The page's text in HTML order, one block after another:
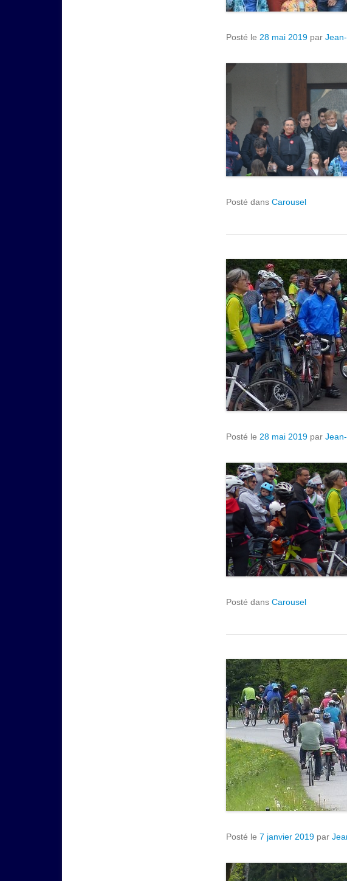
Posté le 28 mai 2019 par
Posté dans Carousel
Posté le 28 mai 2019 par
Posté dans Carousel
Posté le 7 janvier 2019 par